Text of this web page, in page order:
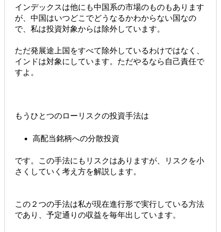
インデックスは他にも中国系の市場のものもあります
が、中国はいつどこでどうなるかわからない国なの
で、私は投資対象からは除外しています。
ただ発展途上国をすべて除外しているわけではなく、
インドは対象にしています。ただやるなら自己責任で
すよ。
もうひとつのローリスクの投資手法は
高配当銘柄への分散投資
です。この手法にもリスクはありますが、リスクを小
さくしていく考え方を解説します。
この２つの手法は私が現在進行形で実行している方法
であり、予定通りの収益を毎年出しています。